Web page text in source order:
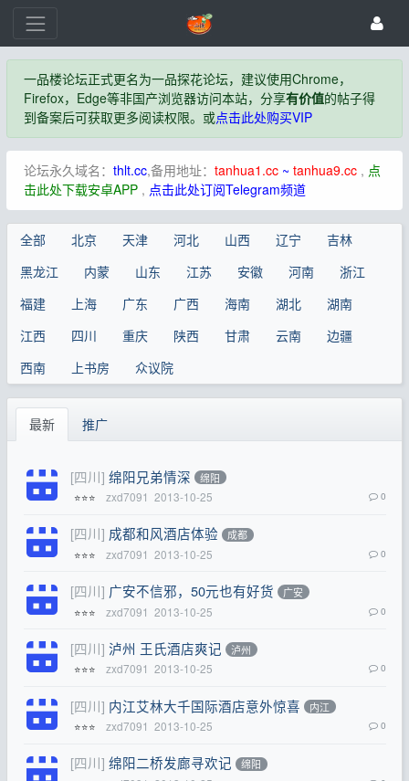
一品楼论坛正式更名为一品探花论坛，建议使用Chrome，
Firefox，Edge等非国产浏览器访问本站，分享有价值的帖子得
到备案后可获取更多阅读权限。或点击此处购买VIP
论坛永久域名： thlt.cc,备用地址： tanhua1.cc~ tanhua9.cc, 点
击此处下载安卓APP, 点击此处订阅Telegram频道
全部 北京 天津 河北 山西 辽宁
吉林
黑龙江
内蒙 山东 江苏 安徽 河南
浙江
福建
上海 广东 广西 海南 湖北
湖南
江西
四川 重庆 陕西 甘肃 云南
边疆
西南
上书房 众议院
最新 推广
[四川] 绵阳兄弟情深 绵阳
⭐⭐⭐ zxd7091 2013-10-25 0
[四川] 成都和风酒店体验 成都
⭐⭐⭐ zxd7091 2013-10-25 0
[四川] 广安不信邪，50元也有好货 广安
⭐⭐⭐ zxd7091 2013-10-25 0
[四川] 泸州 王氏酒店爽记 泸州
⭐⭐⭐ zxd7091 2013-10-25 0
[四川] 内江艾林大千国际酒店意外惊喜 内江
⭐⭐⭐ zxd7091 2013-10-25 0
[四川] 绵阳二桥发廊寻欢记 绵阳